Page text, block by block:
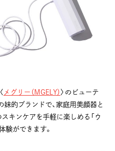
メグリー（MGELY） 〉のビューテ
の妹的ブランドで、家庭用美顔器と
キンケアを手軽に楽しめる​​「ウ
験ができます。